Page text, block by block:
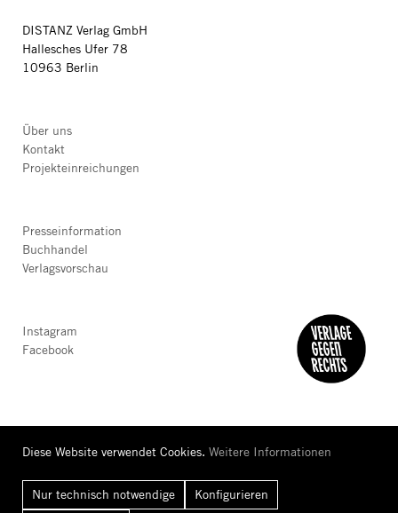
DISTANZ Verlag GmbH
Hallesches Ufer 78
10963 Berlin
Über uns
Kontakt
Projekteinreichungen
Presseinformation
Buchhandel
Verlagsvorschau
Instagram
Facebook
AGB Datenschutz Barrierefreiheit Impressum
Diese Website verwendet Cookies. Weitere Informationen
Nur technisch notwendige Konfigurieren